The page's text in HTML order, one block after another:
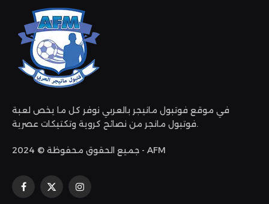
في موقع فوتبول مانيجر بالعربي نوفر كل ما يخص لعبة
فوتبول مانجر من نصائح كروية وتكتيكات عصرية.
جميع الحقوق محفوظة © 2024 - AFM
فيسبوك
X
الانستغرام